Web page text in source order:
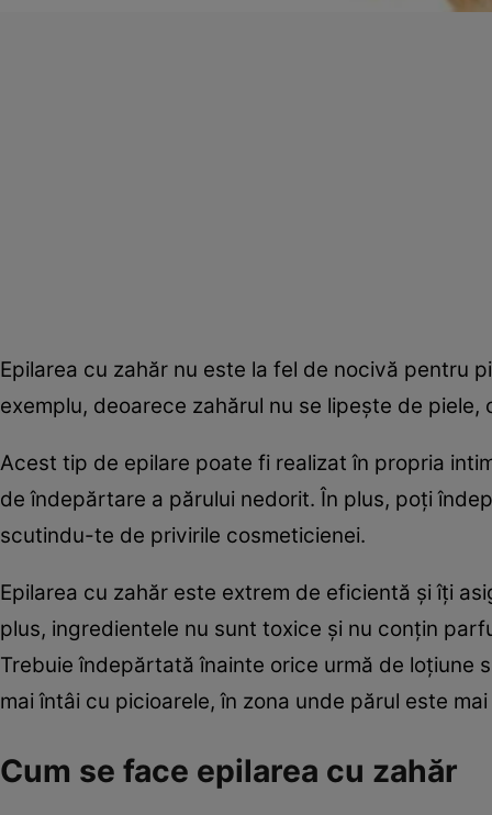
Epilarea cu zahăr nu este la fel de nocivă pentru
exemplu, deoarece zahărul nu se lipeşte de piele,
Acest tip de epilare poate fi realizat în propria
de îndepărtare a părului nedorit. În plus, poţi
scutindu-te de privirile cosmeticienei.
Epilarea cu zahăr este extrem de eficientă şi îţi
plus, ingredientele nu sunt toxice şi nu conţin
Trebuie îndepărtată înainte orice urmă de loţiune
mai întâi cu picioarele, în zona unde părul este
Cum se face epilarea cu zahăr